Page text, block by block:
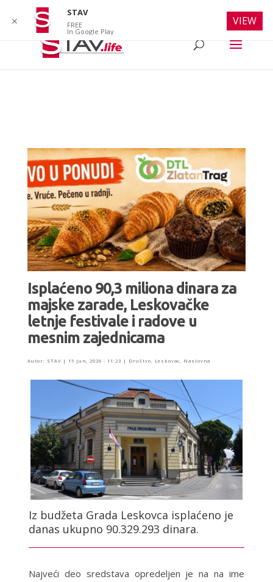
Isplaćeno 90,3 miliona dinara za
majske zarade, Leskovačke
letnje festivale i radove u
mesnim zajednicama
Autor: STAV| 15 jun, 2026 - 11:23 | Društvo Leskovac Naslovna
Iz budžeta Grada Leskovca isplaćeno je
danas ukupno 90.329.293 dinara.
Najveći deo sredstava opredeljen je na na ime
✕
STAV
FREE
In Google Play
VIEW